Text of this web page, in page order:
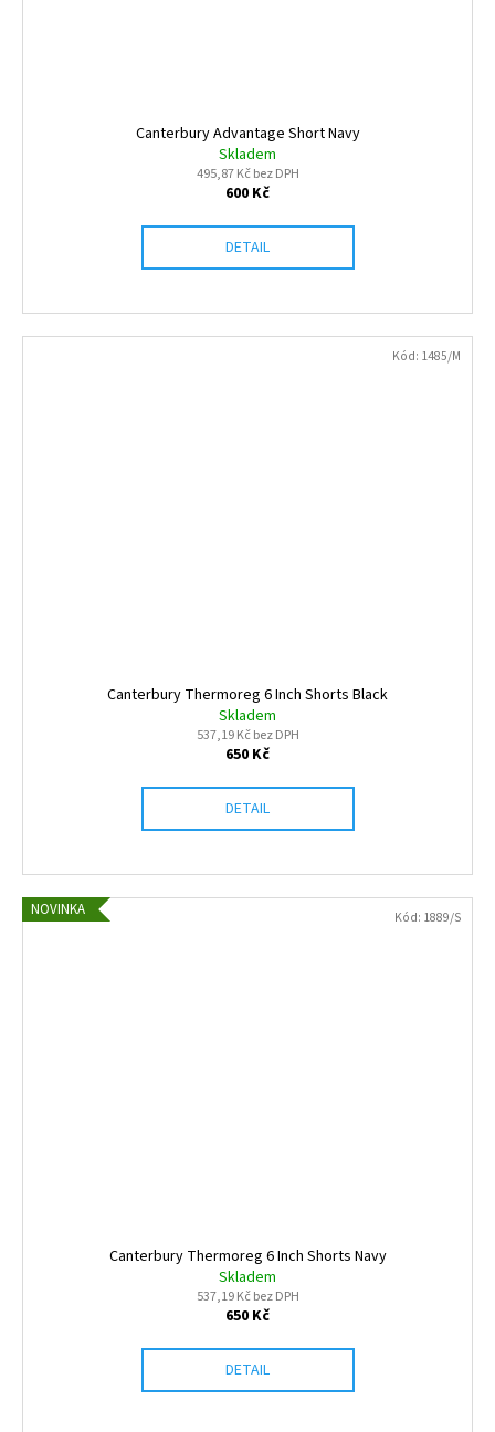
Canterbury Advantage Short Navy
Skladem
495,87 Kč bez DPH
600 Kč
DETAIL
Canterbury Thermoreg 6 Inch Shorts Black
Skladem
537,19 Kč bez DPH
650 Kč
DETAIL
Kód: 1485/M
NOVINKA
Canterbury Thermoreg 6 Inch Shorts Navy
Skladem
537,19 Kč bez DPH
650 Kč
DETAIL
Kód: 1889/S